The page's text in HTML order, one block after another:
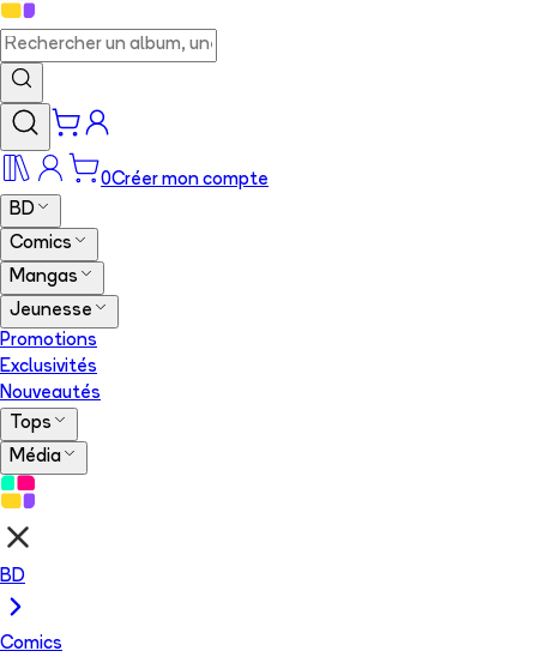
0Créer mon compte
BD
Comics
Mangas
Jeunesse
Promotions
Exclusivités
Nouveautés
Tops
Média
BD
Comics